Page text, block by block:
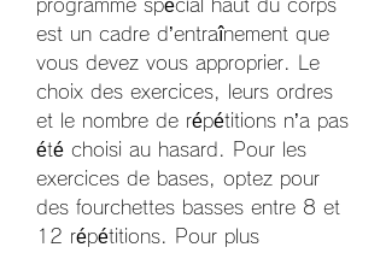
programme spécial haut du corps
est un cadre d’entraînement que
vous devez vous approprier. Le
choix des exercices, leurs ordres
et le nombre de répétitions n’a pas
été choisi au hasard. Pour les
exercices de bases, optez pour
des fourchettes basses entre 8 et
12 répétitions. Pour plus